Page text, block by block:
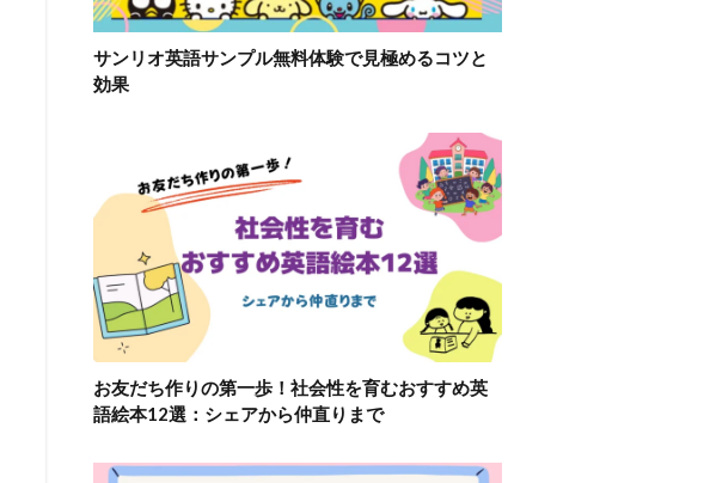
サンリオ英語サンプル無料体験で見極めるコツと
効果
お友だち作りの第一歩！社会性を育むおすすめ英
語絵本12選：シェアから仲直りまで